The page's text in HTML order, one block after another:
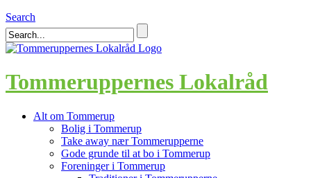
Search
Tommeruppernes Lokalråd
Alt om Tommerup
Bolig i Tommerup
Take away nær Tommerupperne
Gode grunde til at bo i Tommerup
Foreninger i Tommerup